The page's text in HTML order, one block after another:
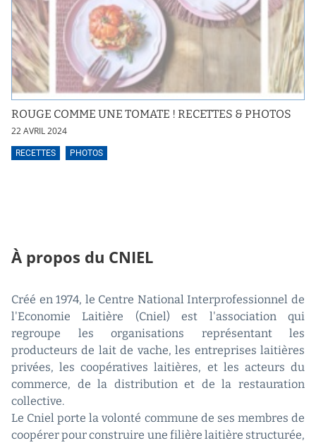
ROUGE COMME UNE TOMATE ! RECETTES & PHOTOS
22 AVRIL 2024
RECETTES PHOTOS
À propos du CNIEL
Créé en 1974, le Centre National Interprofessionnel de
l'Economie Laitière (Cniel) est l'association qui
regroupe les organisations représentant les
producteurs de lait de vache, les entreprises laitières
privées, les coopératives laitières, et les acteurs du
commerce, de la distribution et de la restauration
collective.
Le Cniel porte la volonté commune de ses membres de
coopérer pour construire une filière laitière structurée,